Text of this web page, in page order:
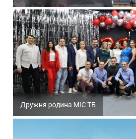
Дружня родина МІС ТБ